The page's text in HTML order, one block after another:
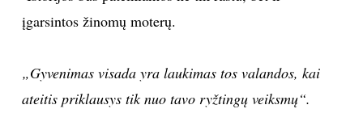
įgarsintos žinomų moterų.
„Gyvenimas visada yra laukimas tos valandos, kai
ateitis priklausys tik nuo tavo ryžtingų veiksmų“.